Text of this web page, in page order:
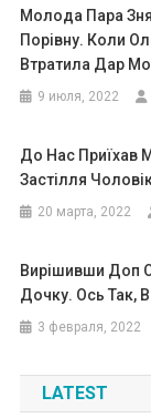
Молода Пара
Порівну. Коли
Втратила Дар
9 июля, 2022
До Нас Приїхав
Застілля
20 марта, 2022
Вирішивши Доп
Дочку. Ось Так,
3 февраля, 2022
LATEST